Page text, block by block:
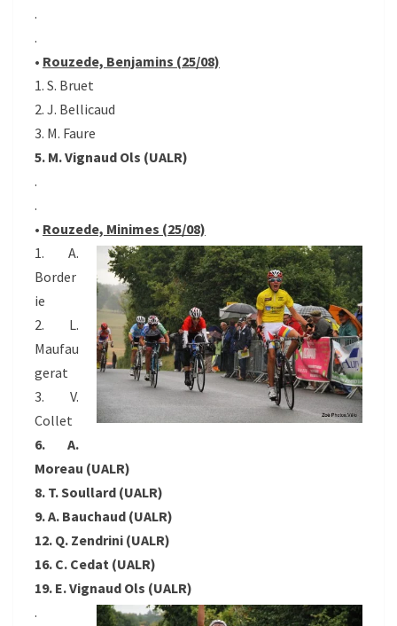
.
.
• Rouzede, Benjamins (25/08)
1. S. Bruet
2. J. Bellicaud
3. M. Faure
5. M. Vignaud Ols (UALR)
.
.
• Rouzede, Minimes (25/08)
1. A.
Border
ie
2. L.
Maufau
gerat
3. V.
Collet
6. A.
Moreau (UALR)
8. T. Soullard (UALR)
9. A. Bauchaud (UALR)
12. Q. Zendrini (UALR)
16. C. Cedat (UALR)
19. E. Vignaud Ols (UALR)
.